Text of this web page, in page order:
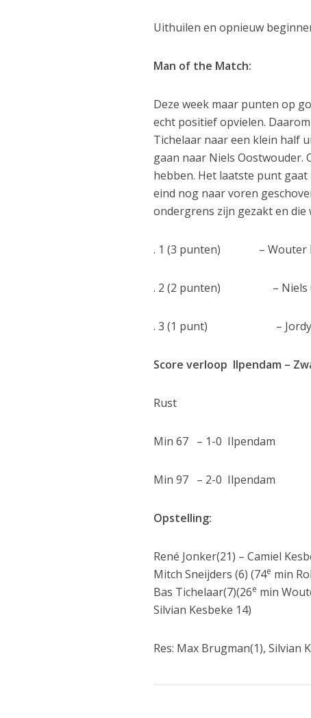
Uithuilen en opnieuw
Man of the Match:
Deze week maar punten op
echt positief opvielen.
Tichelaar naar een klein half
gaan naar Niels Oostwouder.
hebben. Het laatste punt
eind nog naar voren
ondergrens zijn gezakt en die
. 1 (3 punten) – Wouter
. 2 (2 punten) – Niels
. 3 (1 punt) – Jordy
Score verloop Ilpendam –
Rust
Min 67 – 1-0 Ilpendam
Min 97 – 2-0 Ilpendam
Opstelling:
René Jonker(21) – Camiel
Mitch Sneijders (6) (74e min
Bas Tichelaar(7)(26e min
Silvian Kesbeke 14)
Res: Max Brugman(1), Silvian